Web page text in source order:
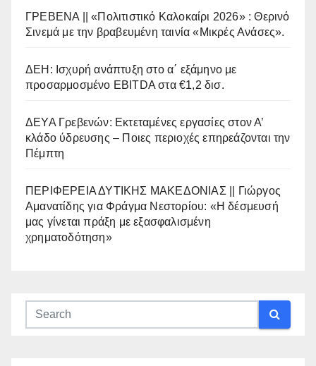
ΓΡΕΒΕΝΑ || «Πολιτιστικό Καλοκαίρι 2026» : Θερινό
Σινεμά με την βραβευμένη ταινία «Μικρές Ανάσες».
ΔΕΗ: Ισχυρή ανάπτυξη στο α΄ εξάμηνο με
προσαρμοσμένο EBITDA στα €1,2 δισ.
ΔΕΥΑ Γρεβενών: Εκτεταμένες εργασίες στον Α’
κλάδο ύδρευσης – Ποιες περιοχές επηρεάζονται την
Πέμπτη
ΠΕΡΙΦΕΡΕΙΑ ΔΥΤΙΚΗΣ ΜΑΚΕΔΟΝΙΑΣ || Γιώργος
Αμανατίδης για Φράγμα Νεστορίου: «Η δέσμευσή
μας γίνεται πράξη με εξασφαλισμένη
χρηματοδότηση»